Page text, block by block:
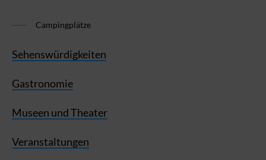
Campingplätze
Sehenswürdigkeiten
Gastronomie
Museen und Theater
Veranstaltungen